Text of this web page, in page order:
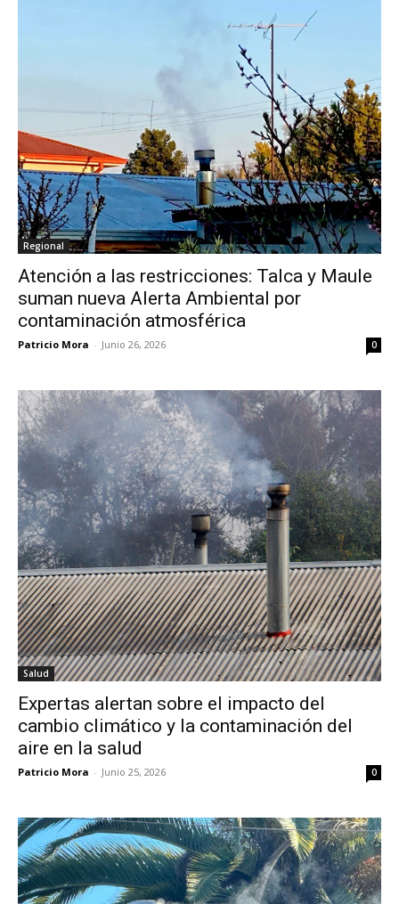
Regional
Atención a las restricciones: Talca y Maule
suman nueva Alerta Ambiental por
contaminación atmosférica
Patricio Mora - Junio 26, 2026 0
Salud
Expertas alertan sobre el impacto del
cambio climático y la contaminación del
aire en la salud
Patricio Mora - Junio 25, 2026 0